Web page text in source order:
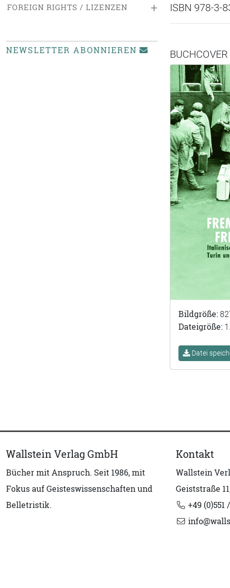
+
FOREIGN RIGHTS / LIZENZEN
NEWSLETTER ABONNIEREN
ISBN 978-3-
BUCHCOVER
Bildgröße:
Dateigröße:
Datei
Wallstein Verlag GmbH
Bücher mit Anspruch. Seit 1986, mit
Fokus auf Geisteswissenschaften und
Belletristik.
Kontakt
Wallstein
Geiststraße
+49 (0)551